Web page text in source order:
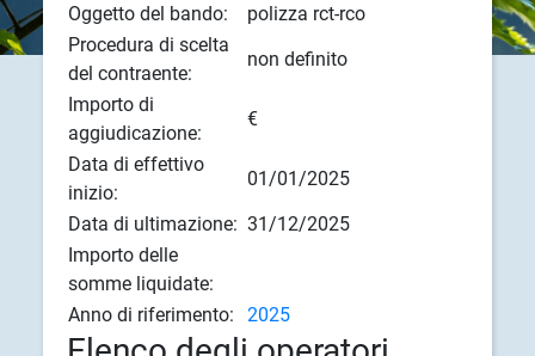
Oggetto del bando:
polizza rct-rco
Procedura di scelta
del contraente:
non definito
Importo di
aggiudicazione:
€
Data di effettivo
inizio:
01/01/2025
Data di ultimazione: 31/12/2025
Importo delle
somme liquidate:
Anno di riferimento:
2025